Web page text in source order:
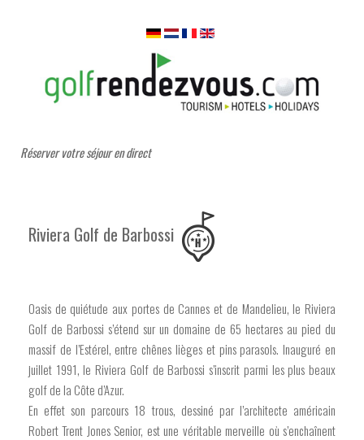
Réserver votre séjour en direct
Riviera Golf de Barbossi
Oasis de quiétude aux portes de Cannes et de Mandelieu, le Riviera
Golf de Barbossi s’étend sur un domaine de 65 hectares au pied du
massif de l’Estérel, entre chênes lièges et pins parasols. Inauguré en
juillet 1991, le Riviera Golf de Barbossi s’inscrit parmi les plus beaux
golf de la Côte d’Azur.
En effet son parcours 18 trous, dessiné par l’architecte américain
Robert Trent Jones Senior, est une véritable merveille où s’enchaînent